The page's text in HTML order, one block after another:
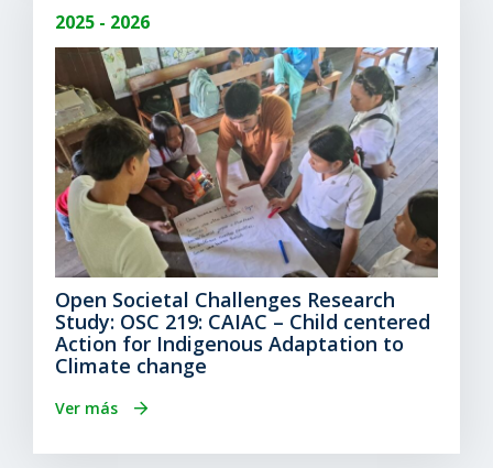
2025 - 2026
Open Societal Challenges Research
Study: OSC 219: CAIAC – Child centered
Action for Indigenous Adaptation to
Climate change
Ver más